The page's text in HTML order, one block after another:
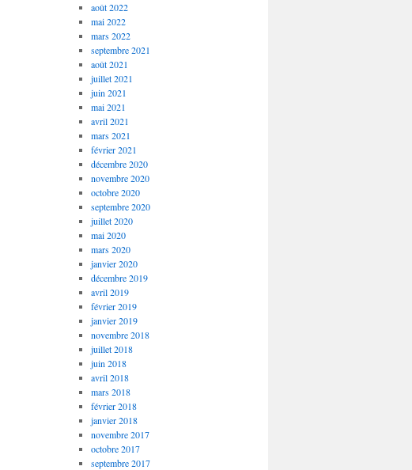
août 2022
mai 2022
mars 2022
septembre 2021
août 2021
juillet 2021
juin 2021
mai 2021
avril 2021
mars 2021
février 2021
décembre 2020
novembre 2020
octobre 2020
septembre 2020
juillet 2020
mai 2020
mars 2020
janvier 2020
décembre 2019
avril 2019
février 2019
janvier 2019
novembre 2018
juillet 2018
juin 2018
avril 2018
mars 2018
février 2018
janvier 2018
novembre 2017
octobre 2017
septembre 2017